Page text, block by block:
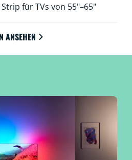
für TVs von 55"–65"
ANSEHEN